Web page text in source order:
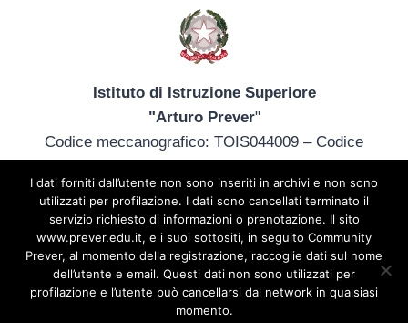
Istituto di Istruzione Superiore
"Arturo Prever"
Codice meccanografico: TOIS044009 – Codice
tel. +39 012172402 – tois044009@istruzione.it –
prever@prever.edu.it
Sede Principale: Via C. Merlo, 2 – 10064 Pinerolo
(TO) + 39 0121 72402 | Sede Agrario: Viale Europa,
26 – 10060 Osasco (TO) +39 0121 541010 | Privacy
Policy
I dati forniti dall’utente non sono inseriti in archivi e non sono
utilizzati per profilazione. I dati sono cancellati terminato il
servizio richiesto di informazioni o prenotazione. Il sito
www.prever.edu.it, e i suoi sottositi, in seguito Community
Prever, al momento della registrazione, raccoglie dati sul nome
dell’utente e email. Questi dati non sono utilizzati per
profilazione e l’utente può cancellarsi dal network in qualsiasi
momento.